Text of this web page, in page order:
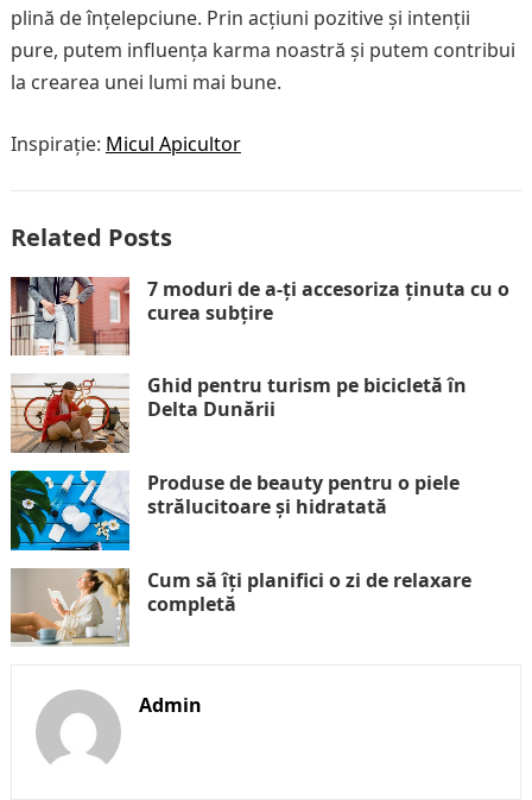
plină de înțelepciune. Prin acțiuni pozitive și intenții
pure, putem influența karma noastră și putem contribui
la crearea unei lumi mai bune.
Inspirație: Micul Apicultor
Related Posts
7 moduri de a-ți accesoriza ținuta cu o
curea subțire
Ghid pentru turism pe bicicletă în
Delta Dunării
Produse de beauty pentru o piele
strălucitoare și hidratată
Cum să îți planifici o zi de relaxare
completă
Admin